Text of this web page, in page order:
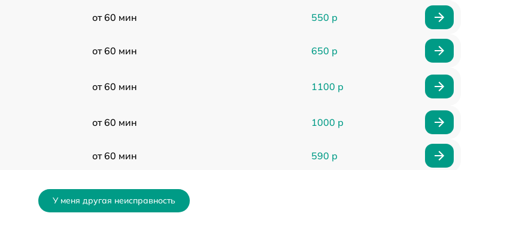
от 60 мин 550 р
от 60 мин 650 р
от 60 мин 1100 р
от 60 мин 1000 р
от 60 мин 590 р
от 60 мин
У меня другая неисправность